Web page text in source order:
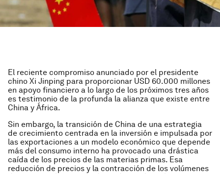
El reciente compromiso anunciado por el presidente
chino Xi Jinping para proporcionar USD 60.000 millones
en apoyo financiero a lo largo de los próximos tres años
es testimonio de la profunda la alianza que existe entre
China y África.
Sin embargo, la transición de China de una estrategia
de crecimiento centrada en la inversión e impulsada por
las exportaciones a un modelo económico que depende
más del consumo interno ha provocado una drástica
caída de los precios de las materias primas. Esa
reducción de precios y la contracción de los volúmenes